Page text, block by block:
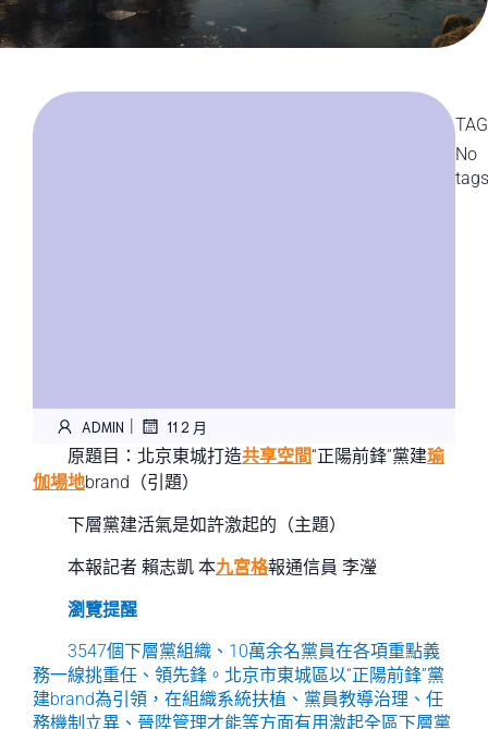
ADMIN | 11 2 月
原題目：北京東城打造共享空間“正陽前鋒”黨建瑜
伽場地brand（引題）
下層黨建活氣是如許激起的（主題）
本報記者 賴志凱 本九宮格報通信員 李瀅
瀏覽提醒
3547個下層黨組織、10萬余名黨員在各項重點義
務一線挑重任、領先鋒。北京市東城區以“正陽前鋒”黨
建brand為引領，在組織系統扶植、黨員教導治理、任
務機制立異、晉陞管理才能等方面有用激起全區下層黨
No
tags